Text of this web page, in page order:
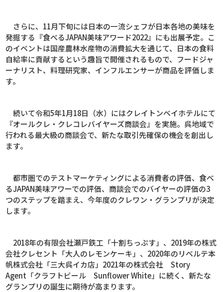
さらに、 11月下旬には日本の一流シェフが日本各地の美味を
発掘する『食べるJAPAN美味アワード2022』にも出展予定。こ
のイベントは国産農林水産物の消費拡大を通じて、日本の食料
自給率に貢献するという趣旨で開催されるもので、フードジャ
ーナリスト、料理研究家、インフルエンサーが商品を評価しま
す。
続いて令和5年1月18日（水）にはクレイトンベイホテルにて
『オールクレ・クレコレバイヤーズ商談会』を実施。呉地域で
行われる最大級の商談会で、新たな取引先確保の機会を創出し
ます。
都市圏でのテストマーケティングによる消費者の評価、食べ
るJAPAN美味アワーでの評価、商談会でのバイヤーの評価の3
つのステップを踏まえ、今年度のクレワン・グランプリが決定
します。
2018年の有限会社瀬戸鉄工「十割ちっぷす」、 2019年の株式
会社クレセント「大人のレモンケーキ」、 2020年のリベルテ本
帆株式会社「三大呉イカ店」 2021年の株式会社Story
Agent 「クラフトビールSunflower White」に続く、新たな
グランプリの誕生に期待が高まります。